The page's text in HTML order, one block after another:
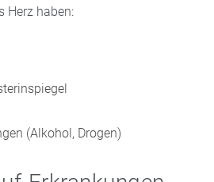
Herz haben:
(Alkohol, Drogen)